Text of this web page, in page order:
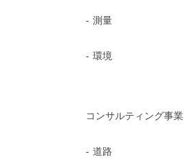
測量
環境
コンサルティング事業
道路